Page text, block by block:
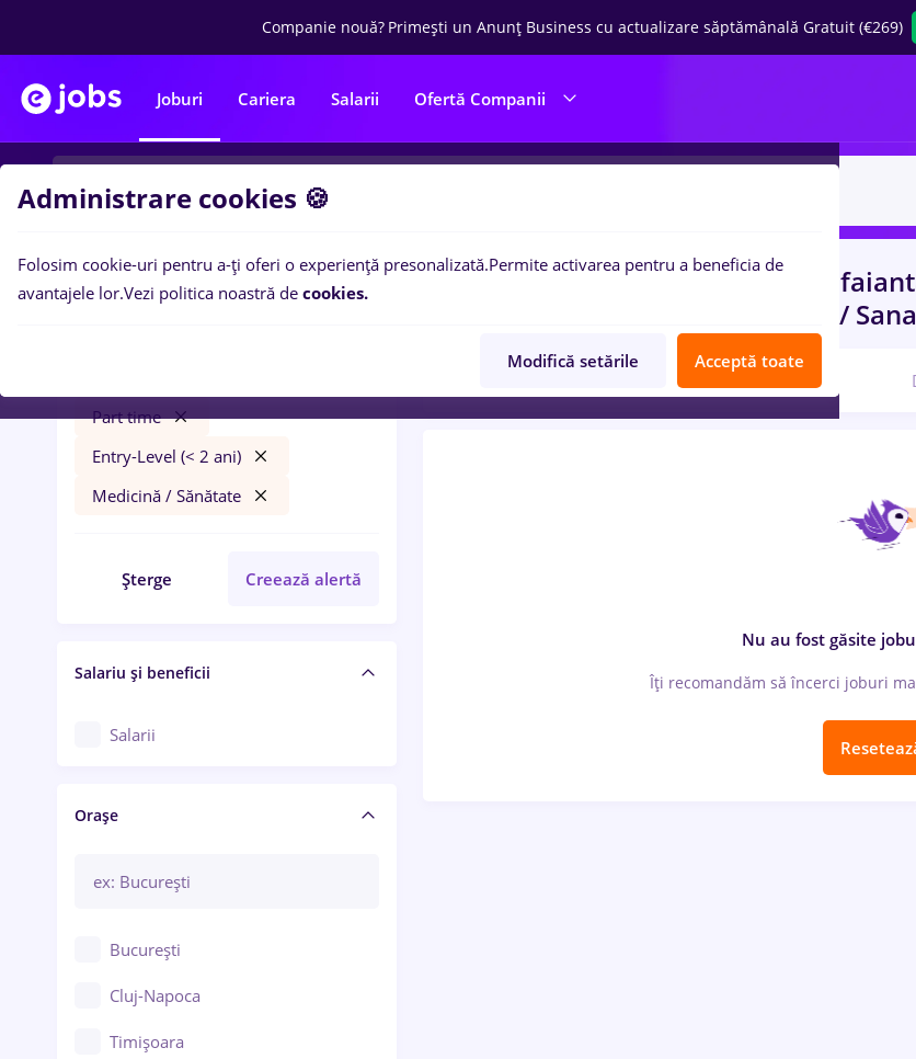
Companie nouă? Primești un Anunț Business cu actualizare săptămânală Gratuit (€269)
Joburi Cariera Salarii Ofertă Companii
Filtre
Part time
Entry-Level (< 2 ani)
Medicină / Sănătate
Șterge Creează alertă
Salariu și beneficii
Salarii
Orașe
București
Cluj-Napoca
Timișoara
0locuri de muncarigipsar zugrav
Banci, Medicina /
Relevanță
Nu au fost găsite
Îți recomandăm să încerci joburi
Administrare cookies 🍪
Folosim cookie-uri pentru a-ți oferi o experiență presonalizată.Permite activarea pentru a beneficia de
avantajele lor.Vezi politica noastră de cookies.
Modifică setările Acceptă toate